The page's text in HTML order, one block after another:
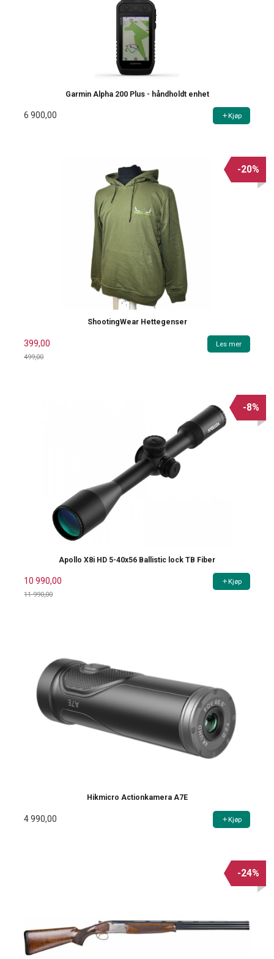
Garmin Alpha 200 Plus - håndholdt enhet
6 900,00 Kjøp
ShootingWear Hettegenser
399,00
499,00
-20%
Les mer
Apollo X8i HD 5-40x56 Ballistic lock TB Fiber
10 990,00
11 990,00
-8%
Kjøp
Hikmicro Actionkamera A7E
4 990,00 Kjøp
-24%